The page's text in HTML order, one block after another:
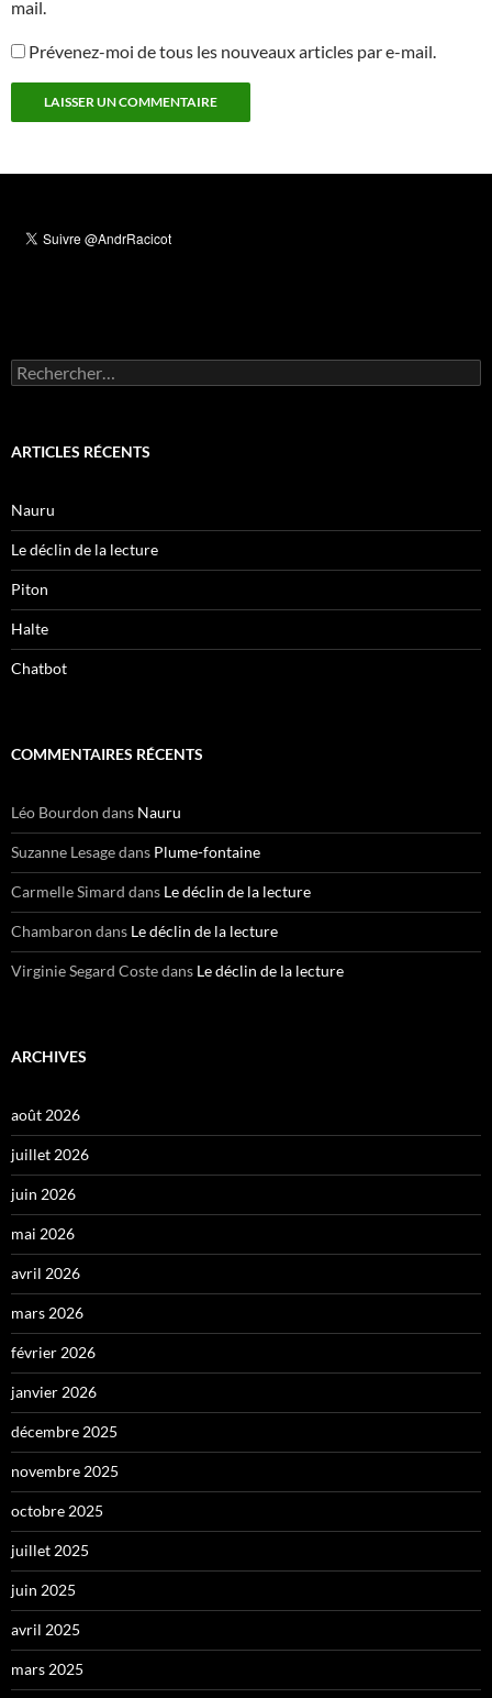
mail.
Prévenez-moi de tous les nouveaux articles par e-mail.
Rechercher :
ARTICLES RÉCENTS
Nauru
Le déclin de la lecture
Piton
Halte
Chatbot
COMMENTAIRES RÉCENTS
Léo Bourdon dans Nauru
Suzanne Lesagedans Plume-fontaine
Carmelle Simard dans Le déclin de la lecture
Chambaron dans Le déclin de la lecture
Virginie Segard Costedans Le déclin de la lecture
ARCHIVES
août 2026
juillet 2026
juin 2026
mai 2026
avril 2026
mars 2026
février 2026
janvier 2026
décembre 2025
novembre 2025
octobre 2025
juillet 2025
juin 2025
avril 2025
mars 2025